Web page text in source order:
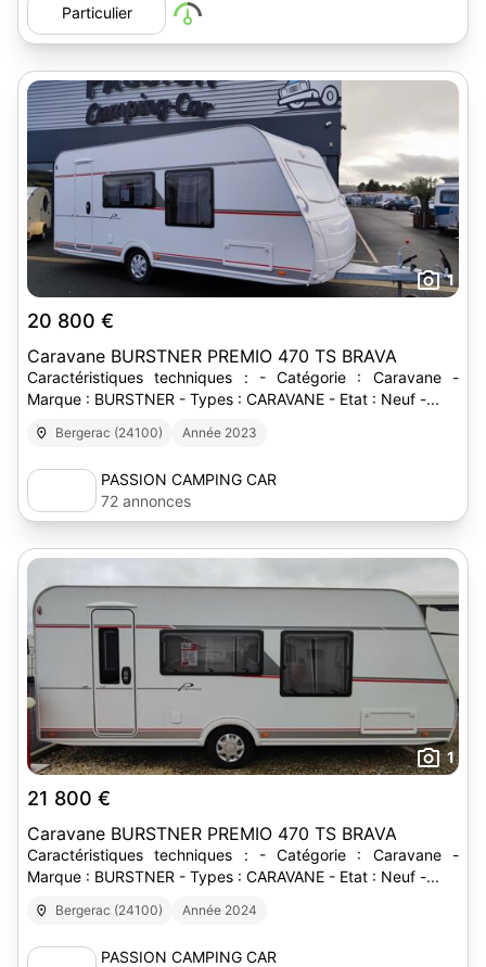
Particulier
1
20 800 €
Caravane BURSTNER PREMIO 470 TS BRAVA
Caractéristiques techniques : - Catégorie : Caravane -
Marque : BURSTNER - Types : CARAVANE - Etat : Neuf -...
Bergerac (24100) Année 2023
PASSION CAMPING CAR
72 annonces
1
21 800 €
Caravane BURSTNER PREMIO 470 TS BRAVA
Caractéristiques techniques : - Catégorie : Caravane -
Marque : BURSTNER - Types : CARAVANE - Etat : Neuf -...
Bergerac (24100) Année 2024
PASSION CAMPING CAR